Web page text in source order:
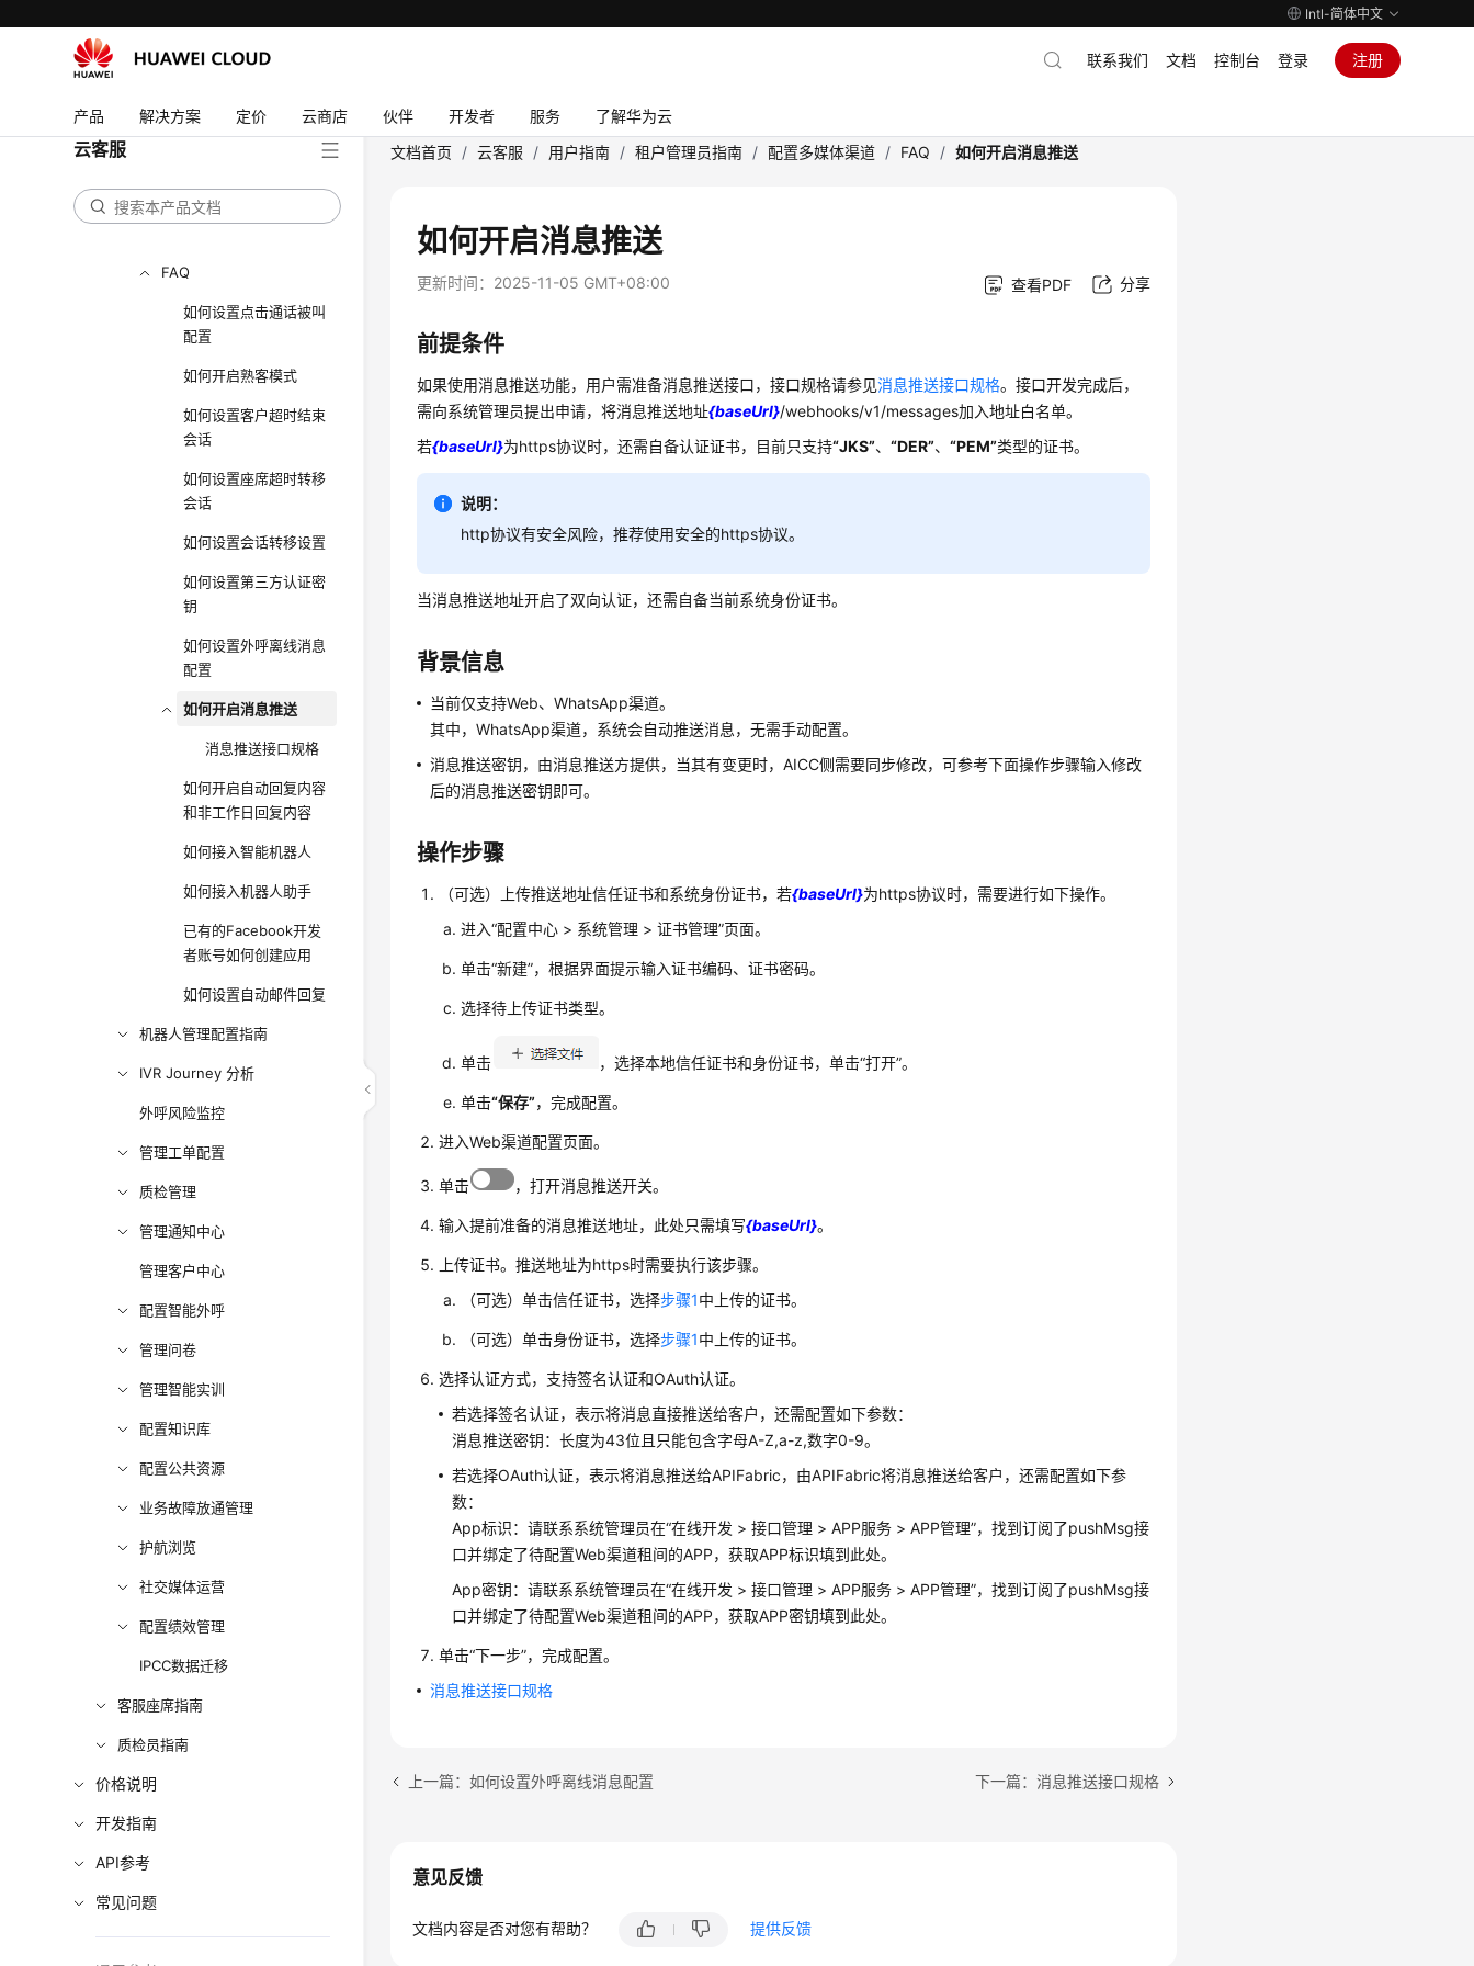
Intl-简体中文
产品 解决方案 定价 云商店 伙伴 开发者 服务 了解华为云
联系我们 文档 控制台 登录 注册
云客服
配置WhatsApp渠道
配置Instagram渠道
FAQ
如何设置点击通话被叫
配置
如何开启熟客模式
如何设置客户超时结束
会话
如何设置座席超时转移
会话
如何设置会话转移设置
如何设置第三方认证密
钥
如何设置外呼离线消息
配置
如何开启消息推送
消息推送接口规格
如何开启自动回复内容
和非工作日回复内容
如何接入智能机器人
如何接入机器人助手
已有的Facebook开发
者账号如何创建应用
如何设置自动邮件回复
机器人管理配置指南
IVR Journey 分析
外呼风险监控
管理工单配置
质检管理
管理通知中心
管理客户中心
配置智能外呼
管理问卷
管理智能实训
配置知识库
配置公共资源
业务故障放通管理
护航浏览
社交媒体运营
配置绩效管理
IPCC数据迁移
客服座席指南
质检员指南
价格说明
开发指南
API参考
常见问题
文档首页 / 云客服 / 用户指南 / 租户管理员指南 / 配置多媒体渠道 / FAQ / 如何开启消息推送
如何开启消息推送
更新时间： 2025-11-05 GMT+08:00 查看PDF 分享
前提条件
如果使用消息推送功能，用户需准备消息推送接口，接口规格请参见消息推送接口规格。接口开发完成后，
需向系统管理员提出申请，将消息推送地址{baseUrl}/webhooks/v1/messages加入地址白名单。
若{baseUrl}为https协议时，还需自备认证证书，目前只支持“JKS”、“DER”、“PEM”类型的证书。
说明：
http协议有安全风险，推荐使用安全的https协议。
当消息推送地址开启了双向认证，还需自备当前系统身份证书。
背景信息
当前仅支持Web、WhatsApp渠道。
其中，WhatsApp渠道，系统会自动推送消息，无需手动配置。
消息推送密钥，由消息推送方提供，当其有变更时，AICC侧需要同步修改，可参考下面操作步骤输入修改
后的消息推送密钥即可。
操作步骤
（可选）上传推送地址信任证书和系统身份证书，若{baseUrl}为https协议时，需要进行如下操作。
进入“配置中心 > 系统管理 >证书管理”页面。
单击“新建”，根据界面提示输入证书编码、证书密码。
选择待上传证书类型。
单击 ，选择本地信任证书和身份证书，单击“打开”。
单击“保存”，完成配置。
进入Web渠道配置页面。
单击 ，打开消息推送开关。
输入提前准备的消息推送地址，此处只需填写{baseUrl}。
上传证书。推送地址为https时需要执行该步骤。
（可选）单击信任证书，选择步骤1中上传的证书。
（可选）单击身份证书，选择步骤1中上传的证书。
选择认证方式，支持签名认证和OAuth认证。
若选择签名认证，表示将消息直接推送给客户，还需配置如下参数：
消息推送密钥：长度为43位且只能包含字母A-Z,a-z,数字0-9。
若选择OAuth认证，表示将消息推送给APIFabric，由APIFabric将消息推送给客户，还需配置如下参
数：
App标识：请联系系统管理员在“在线开发 >接口管理 >APP服务 >APP管理”，找到订阅了pushMsg接
口并绑定了待配置Web渠道租间的APP，获取APP标识填到此处。
App密钥：请联系系统管理员在“在线开发 >接口管理 >APP服务 >APP管理”，找到订阅了pushMsg接
口并绑定了待配置Web渠道租间的APP，获取APP密钥填到此处。
单击“下一步”，完成配置。
消息推送接口规格
上一篇：如何设置外呼离线消息配置 下一篇：消息推送接口规格
意见反馈
文档内容是否对您有帮助？ 提供反馈